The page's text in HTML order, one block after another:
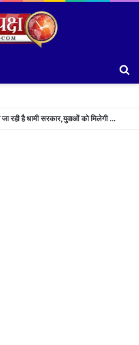
चुनावी साल में भर्ती का पिटारा खोलने जा रही है धामी सरकार,युवाओं को मिलेगी 34 हजार रिकॉर्ड भर्तियों की सौगात